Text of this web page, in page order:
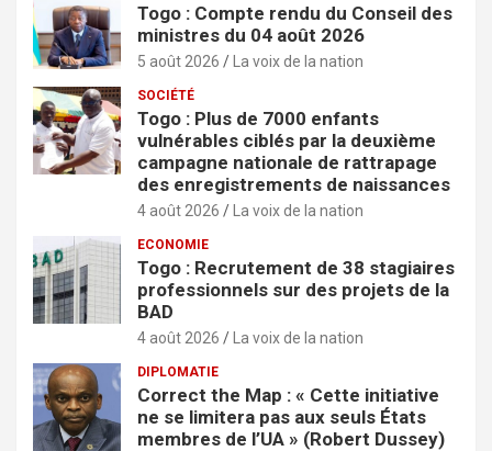
Togo : Compte rendu du Conseil des
ministres du 04 août 2026
5 août 2026 La voix de la nation
SOCIÉTÉ
Togo : Plus de 7000 enfants
vulnérables ciblés par la deuxième
campagne nationale de rattrapage
des enregistrements de naissances
4 août 2026 La voix de la nation
ECONOMIE
Togo : Recrutement de 38 stagiaires
professionnels sur des projets de la
BAD
4 août 2026 La voix de la nation
DIPLOMATIE
Correct the Map : « Cette initiative
ne se limitera pas aux seuls États
membres de l’UA » (Robert Dussey)